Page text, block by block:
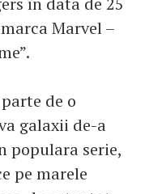
Marvel –
de o
galaxii de-a
populara serie,
pe marele